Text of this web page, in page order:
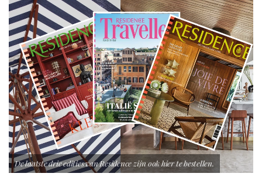
De laatste drie edities van Residence zijn ook hier te bestellen.